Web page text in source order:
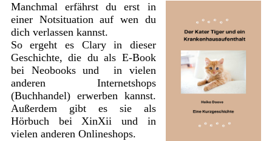
Manchmal erfährst du erst in
einer Notsituation auf wen du
dich verlassen kannst.
So ergeht es Clary in dieser
Geschichte, die du als E-Book
bei Neobooks und in vielen
anderen Internetshops
(Buchhandel) erwerben kannst.
Außerdem gibt es sie als
Hörbuch bei XinXii und in
vielen anderen Onlineshops.